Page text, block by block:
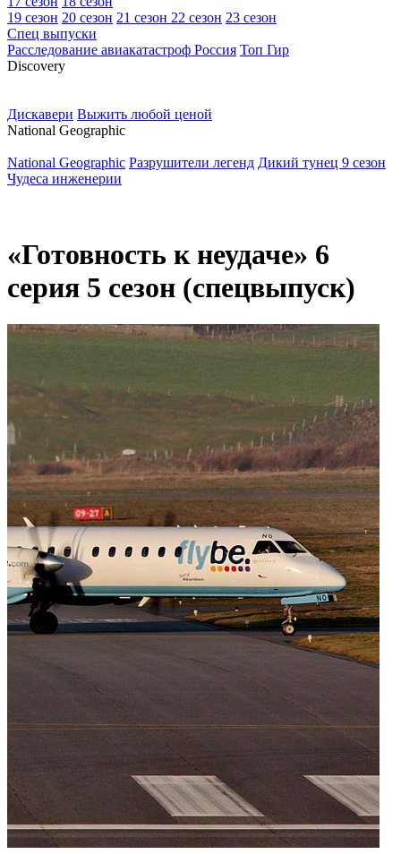
19 сезон 20 сезон 21 сезон 22 сезон 23 сезон
Спец выпуски
Расследование авиакатастроф Россия Топ Гир
Discovery
Дискавери Выжить любой ценой
National Geographic
National Geographic Разрушители легенд Дикий тунец 9 сезон
Чудеса инженерии
«Готовность к неудаче» 6
серия 5 сезон (спецвыпуск)